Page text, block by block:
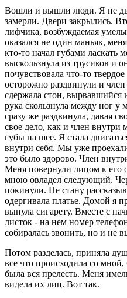
Вошли и вышли люди. Я не
замерли. Двери закрылись.
лифчика, возбуждаемая
оказался не один маньяк,
кто-то начал губами ласкать
выскользнула из трусиков и
почувствовала что-то
осторожно раздвинули и
сдержала стон, вырвавшийся
рука скользнула между ног у
сразу же раздвинула, давая
свое дело, как и член внутри
губы на шее. Я стала
внутри себя. Мы уже
это было здорово. Член
Меня повернули лицом к его
мною овладел следующий.
покинули. Не стану
одергивала платье. Домой я
вынула сигарету. Вместе с
листок - на нем номер
собиралась звонить, но и не
Потом разделась, приняла
все что происходила со
была вся прелесть. Меня
видела их лиц. Вот так.